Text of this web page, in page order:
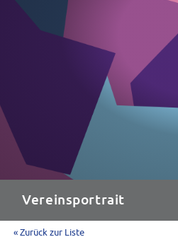
Vereinsportrait
« Zurück zur Liste